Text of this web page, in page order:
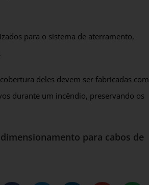
para o sistema de aterramento,
deles devem ser fabricadas com
durante um incêndio, preservando os
para cabos de